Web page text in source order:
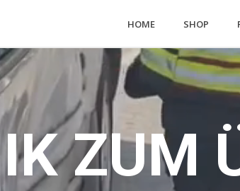
HOME SHOP
ZUM